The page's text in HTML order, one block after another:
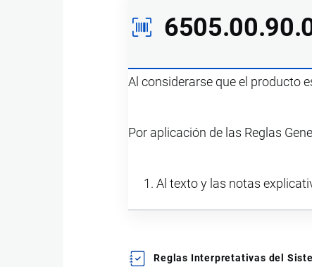
Al considerarse que el producto
Por aplicación de las Reglas
Al texto y las notas
Reglas Interpretativas del